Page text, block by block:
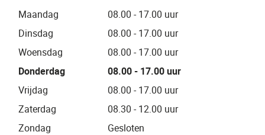
Maandag
08.00 - 17.00 uur
Dinsdag
08.00 - 17.00 uur
Woensdag
08.00 - 17.00 uur
Donderdag
08.00 - 17.00 uur
Vrijdag
08.00 - 17.00 uur
Zaterdag
08.30 - 12.00 uur
Zondag
Gesloten